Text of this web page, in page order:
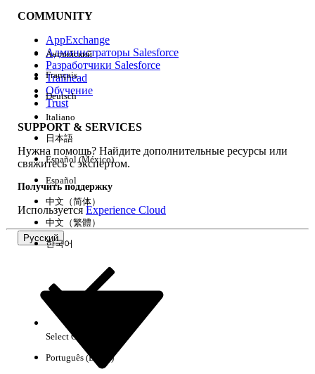
Возможности
Очистить все Готово
Результаты отсутствуют
COMMUNITY
AppExchange
Администраторы Salesforce
Разработчики Salesforce
Trailhead
Обучение
Trust
SUPPORT & SERVICES
Нужна помощь? Найдите дополнительные ресурсы или
свяжитесь с экспертом.
Получить поддержку
ИспользуетсяExperience Cloud
Русский
Английский
Français
Deutsch
Italiano
日本語
Español (México)
Español
中文（简体）
中文（繁體）
한국어
Select Org
Português (Brasil)